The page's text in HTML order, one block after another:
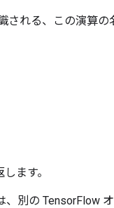
される、この演算の
ます。
別の TensorFlow